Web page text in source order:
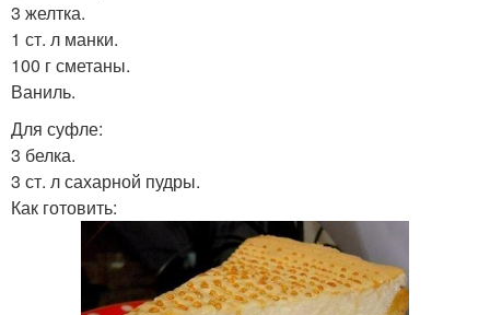
3 желтка.
1 ст. л манки.
100 г сметаны.
Ваниль.
Для суфле:
3 белка.
3 ст. л сахарной пудры.
Как готовить: